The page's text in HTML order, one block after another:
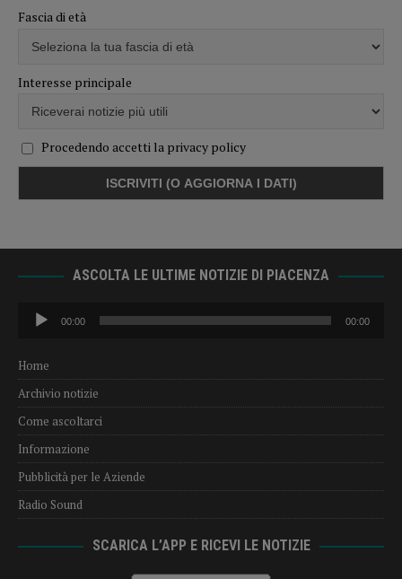
Fascia di età
Interesse principale
Procedendo accetti la privacy policy
ASCOLTA LE ULTIME NOTIZIE DI PIACENZA
Audio
Player
00:00 00:00
Home
Archivio notizie
Come ascoltarci
Informazione
Pubblicità per le Aziende
Radio Sound
SCARICA L’APP E RICEVI LE NOTIZIE